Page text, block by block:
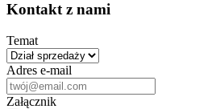
Kontakt z nami
Temat
Adres e-mail
Załącznik